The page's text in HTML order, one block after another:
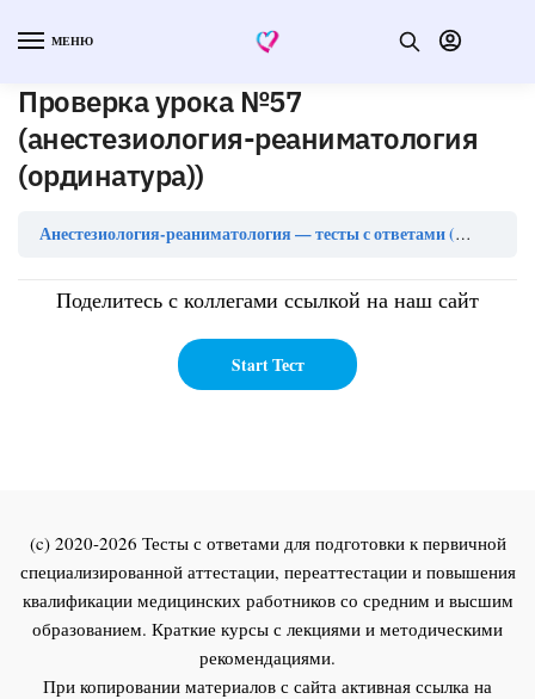
МЕНЮ
Проверка урока №57
(анестезиология-реаниматология
(ординатура))
Анестезиология-реаниматология — тесты с ответами (ординатура)
Поделитесь с коллегами ссылкой на наш сайт
(c) 2020-2026 Тесты с ответами для подготовки к первичной
специализированной аттестации, переаттестации и повышения
квалификации медицинских работников со средним и высшим
образованием. Краткие курсы с лекциями и методическими
рекомендациями.
При копировании материалов с сайта активная ссылка на